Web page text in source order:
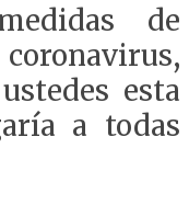
de
esta
a todas